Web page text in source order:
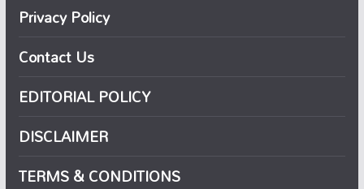
Privacy Policy
Contact Us
EDITORIAL POLICY
DISCLAIMER
TERMS & CONDITIONS